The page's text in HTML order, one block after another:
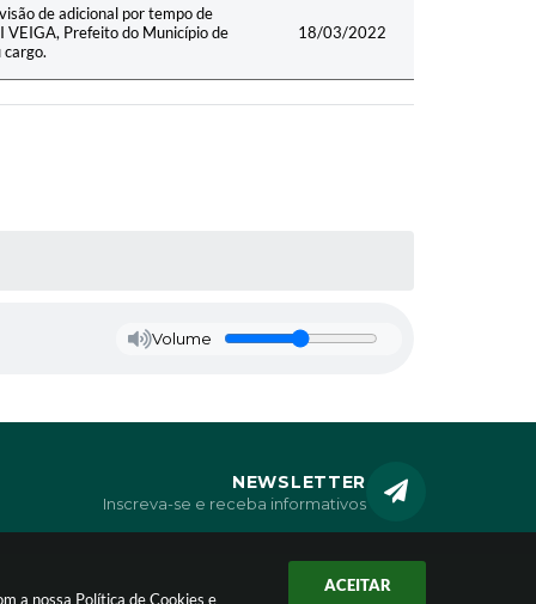
a nossa Política de Cookies e
ACEITAR
de adicional por tempo de
VEIGA, Prefeito do Município de
cargo.
18/03/2022
Volume
NEWSLETTER
Inscreva-se e receba informativos